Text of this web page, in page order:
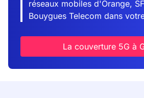
réseaux mobiles d'Orange,
Bouygues Telecom dans
La couverture 5G à